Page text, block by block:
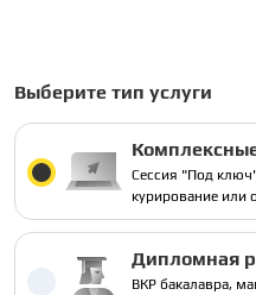
Выберите тип услуги
Сессия "Под
курирование или
Дипломная
ВКР бакалавра,